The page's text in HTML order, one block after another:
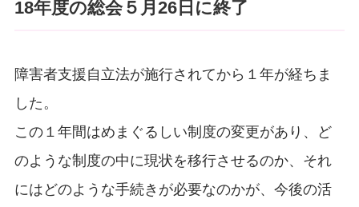
18年度の総会５月26日に終了
障害者支援自立法が施行されてから１年が経ちま
した。
この１年間はめまぐるしい制度の変更があり、ど
のような制度の中に現状を移行させるのか、それ
にはどのような手続きが必要なのかが、今後の活